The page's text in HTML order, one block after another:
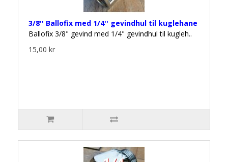
3/8'' Ballofix med 1/4'' gevindhul til kuglehane
Ballofix 3/8" gevind med 1/4" gevindhul til kugleh..
15,00 kr